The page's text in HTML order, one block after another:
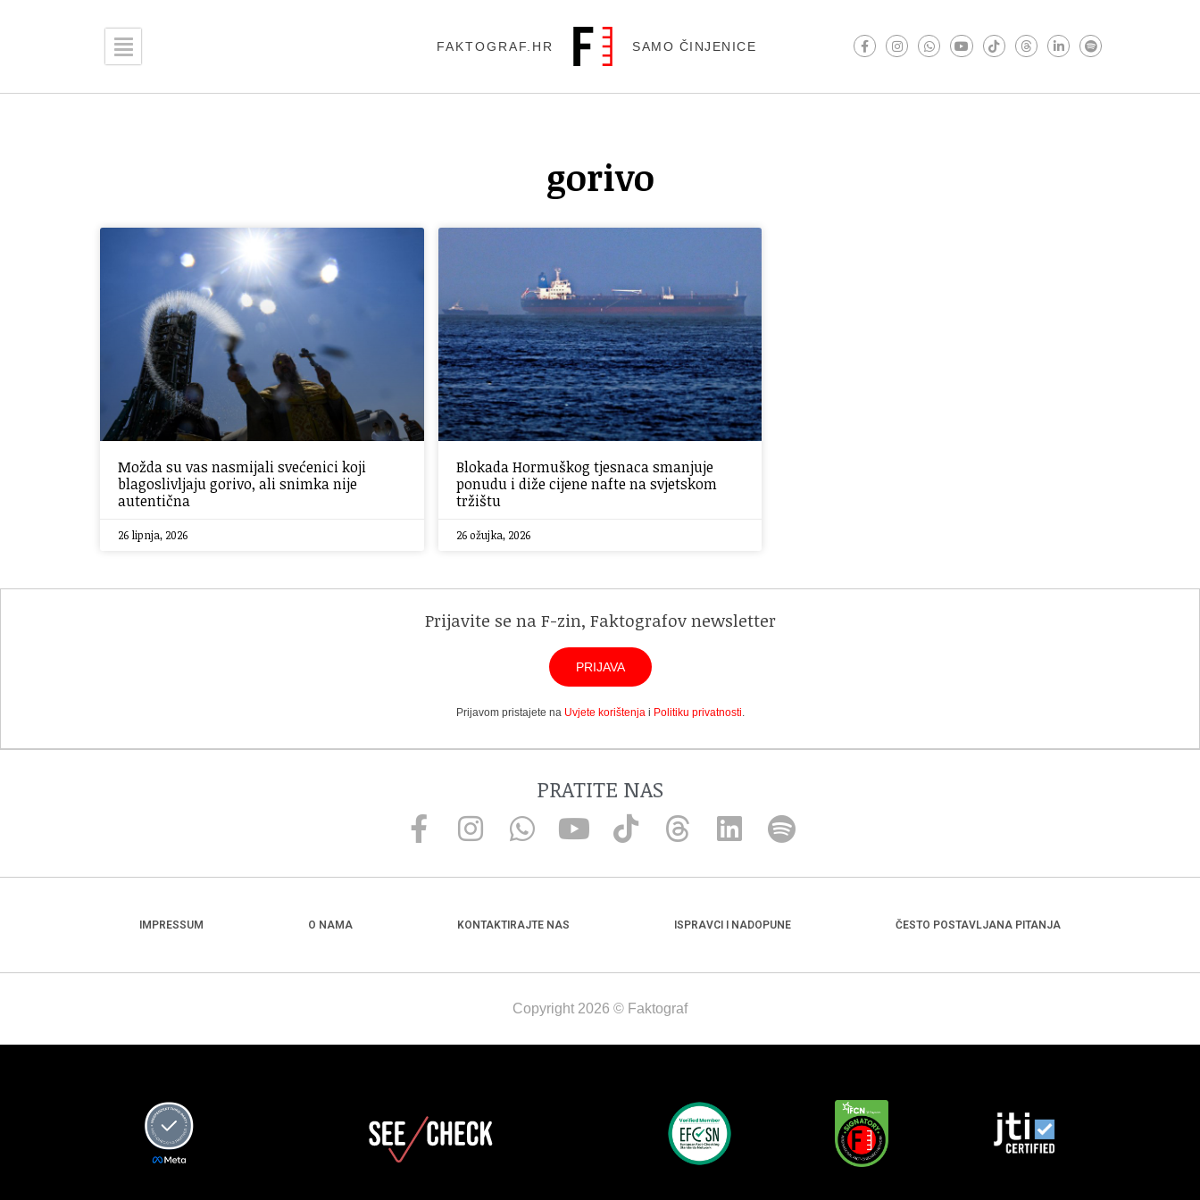
FAKTOGRAF.HR SAMO ČINJENICE
gorivo
Možda su vas nasmijali svećenici koji
blagoslivljaju gorivo, ali snimka nije
autentična
26 lipnja, 2026
Blokada Hormuškog tjesnaca smanjuje
ponudu i diže cijene nafte na svjetskom
tržištu
26 ožujka, 2026
Prijavite se na F-zin, Faktografov newsletter
PRIJAVA
Prijavom pristajete na Uvjete korištenjai Politiku privatnosti.
PRATITE NAS
IMPRESSUM O NAMA KONTAKTIRAJTE NAS ISPRAVCI I NADOPUNE ČESTO POSTAVLJANA PITANJA
Copyright 2026 © Faktograf